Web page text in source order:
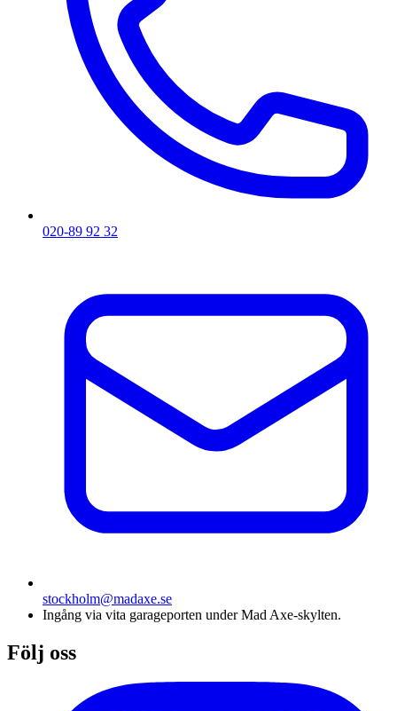
020-89 92 32
stockholm@madaxe.se
Ingång via vita garageporten under Mad Axe-skylten.
Följ oss